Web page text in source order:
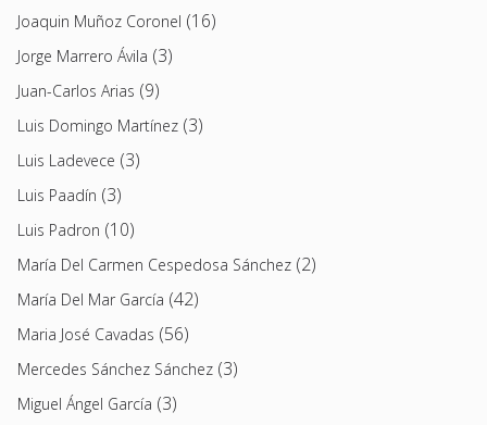
Joaquin Muñoz Coronel (16)
Jorge Marrero Ávila (3)
Juan-Carlos Arias (9)
Luis Domingo Martínez (3)
Luis Ladevece (3)
Luis Paadín (3)
Luis Padron (10)
María Del Carmen Cespedosa Sánchez (2)
María Del Mar García (42)
Maria José Cavadas (56)
Mercedes Sánchez Sánchez (3)
Miguel Ángel García (3)